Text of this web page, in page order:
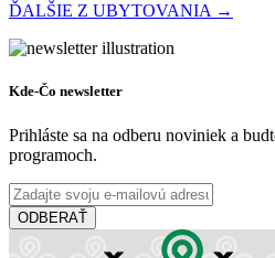
ĎALŠIE Z UBYTOVANIA →
Penzión Fortune
Penzión
Kde-Čo newsletter
Prihláste sa na odberu noviniek a
programoch.
ODBERAŤ